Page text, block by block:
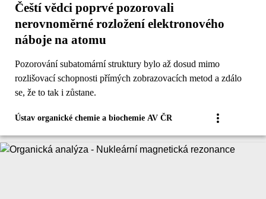
Čeští vědci poprvé pozorovali
nerovnoměrné rozložení elektronového
náboje na atomu
Pozorování subatomární struktury bylo až dosud mimo
rozlišovací schopnosti přímých zobrazovacích metod a zdálo
se, že to tak i zůstane.
Ústav organické chemie a biochemie AV ČR